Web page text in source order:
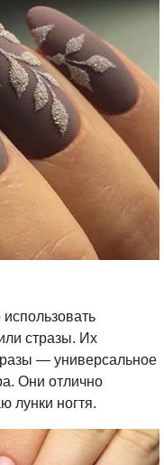
стразы. Их
— универсальное
Они отлично
лунки ногтя.